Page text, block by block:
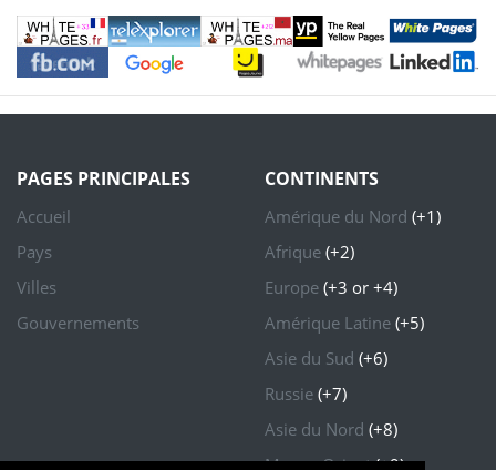
PAGES PRINCIPALES
Accueil
Pays
Villes
Gouvernements
CONTINENTS
Amérique du Nord (+1)
Afrique (+2)
Europe (+3 or +4)
Amérique Latine (+5)
Asie du Sud (+6)
Russie (+7)
Asie du Nord (+8)
Moyen Orient(+9)